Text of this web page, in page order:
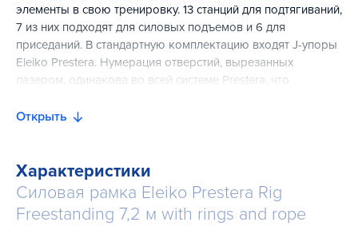
элементы в свою тренировку. 13 станций для подтягиваний,
7 из них подходят для силовых подъемов и 6 для
приседаний. В стандартную комплектацию входят J-упоры
Eleiko Prestera. Нумерация отверстий, вырезанных
лазером, одинакова во всей системе Prestera, что
других дополнений в разных тренировочных условиях.
Открыть
Характеристики
Силовая рамка Eleiko Prestera Rig
Freestanding 7,2 м with rings and rope